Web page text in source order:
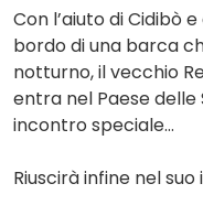
Con l’aiuto di Cidibò
bordo di una barca
notturno, il vecchio
entra nel Paese
incontro speciale…
Riuscirà infine nel